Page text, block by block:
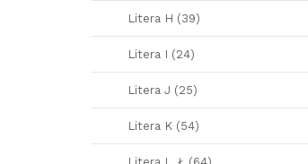
Litera H (39)
Litera I (24)
Litera J (25)
Litera K (54)